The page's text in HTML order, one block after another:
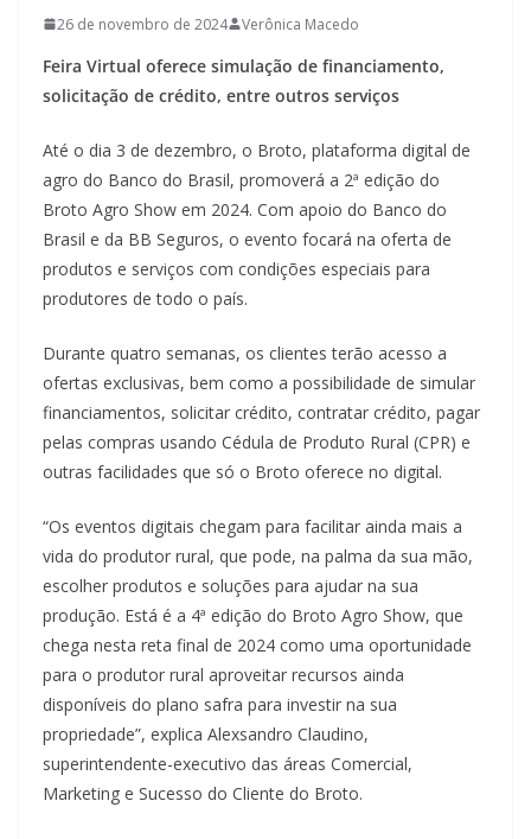
26 de novembro de 2024 Verônica Macedo
Feira Virtual oferece simulação de financiamento,
solicitação de crédito, entre outros serviços
Até o dia 3 de dezembro, o Broto, plataforma digital de
agro do Banco do Brasil, promoverá a 2ª edição do
Broto Agro Show em 2024. Com apoio do Banco do
Brasil e da BB Seguros, o evento focará na oferta de
produtos e serviços com condições especiais para
produtores de todo o país.
Durante quatro semanas, os clientes terão acesso a
ofertas exclusivas, bem como a possibilidade de simular
financiamentos, solicitar crédito, contratar crédito, pagar
pelas compras usando Cédula de Produto Rural (CPR) e
outras facilidades que só o Broto oferece no digital.
“Os eventos digitais chegam para facilitar ainda mais a
vida do produtor rural, que pode, na palma da sua mão,
escolher produtos e soluções para ajudar na sua
produção. Está é a 4ª edição do Broto Agro Show, que
chega nesta reta final de 2024 como uma oportunidade
para o produtor rural aproveitar recursos ainda
disponíveis do plano safra para investir na sua
propriedade”, explica Alexsandro Claudino,
superintendente-executivo das áreas Comercial,
Marketing e Sucesso do Cliente do Broto.